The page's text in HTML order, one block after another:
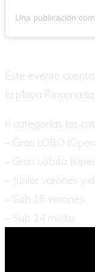
Una publicación
Este evento
la playa
6 categorías las
– Gran LOBO
– Gran Lobita
– Junior varones y
– Sub 16 varones
– Sub 14 mixto